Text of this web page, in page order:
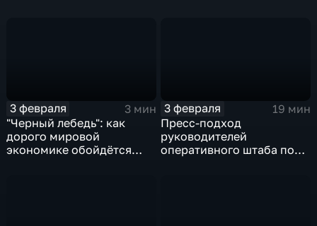
3 февраля
3 мин
"Черный лебедь": как
дорого мировой
экономике обойдётся
3 февраля
19 мин
Пресс-подход
руководителей
оперативного штаба по